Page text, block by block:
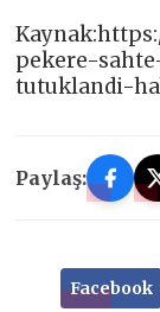
pekere-
tutuklandi-
Paylaş:
Facebook